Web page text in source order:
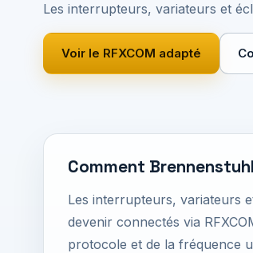
Les interrupteurs, variateurs et
Voir le RFXCOM adapté
Comment
Les interrupteurs, variateurs
devenir connectés via
protocole et de la fréquence